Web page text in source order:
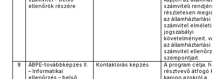
ellenőrök részére
számviteli rendjéről
részletesen
az államháztartási
számvitel elméleti
jogszabályi
követelményeit,
az államháztartási
számvitel
szempontjait.
8
ÁBPE-továbbképzés II.
– Informatikai
Kontaktórás képzés
A program célja, hogy
résztvevő átfogó